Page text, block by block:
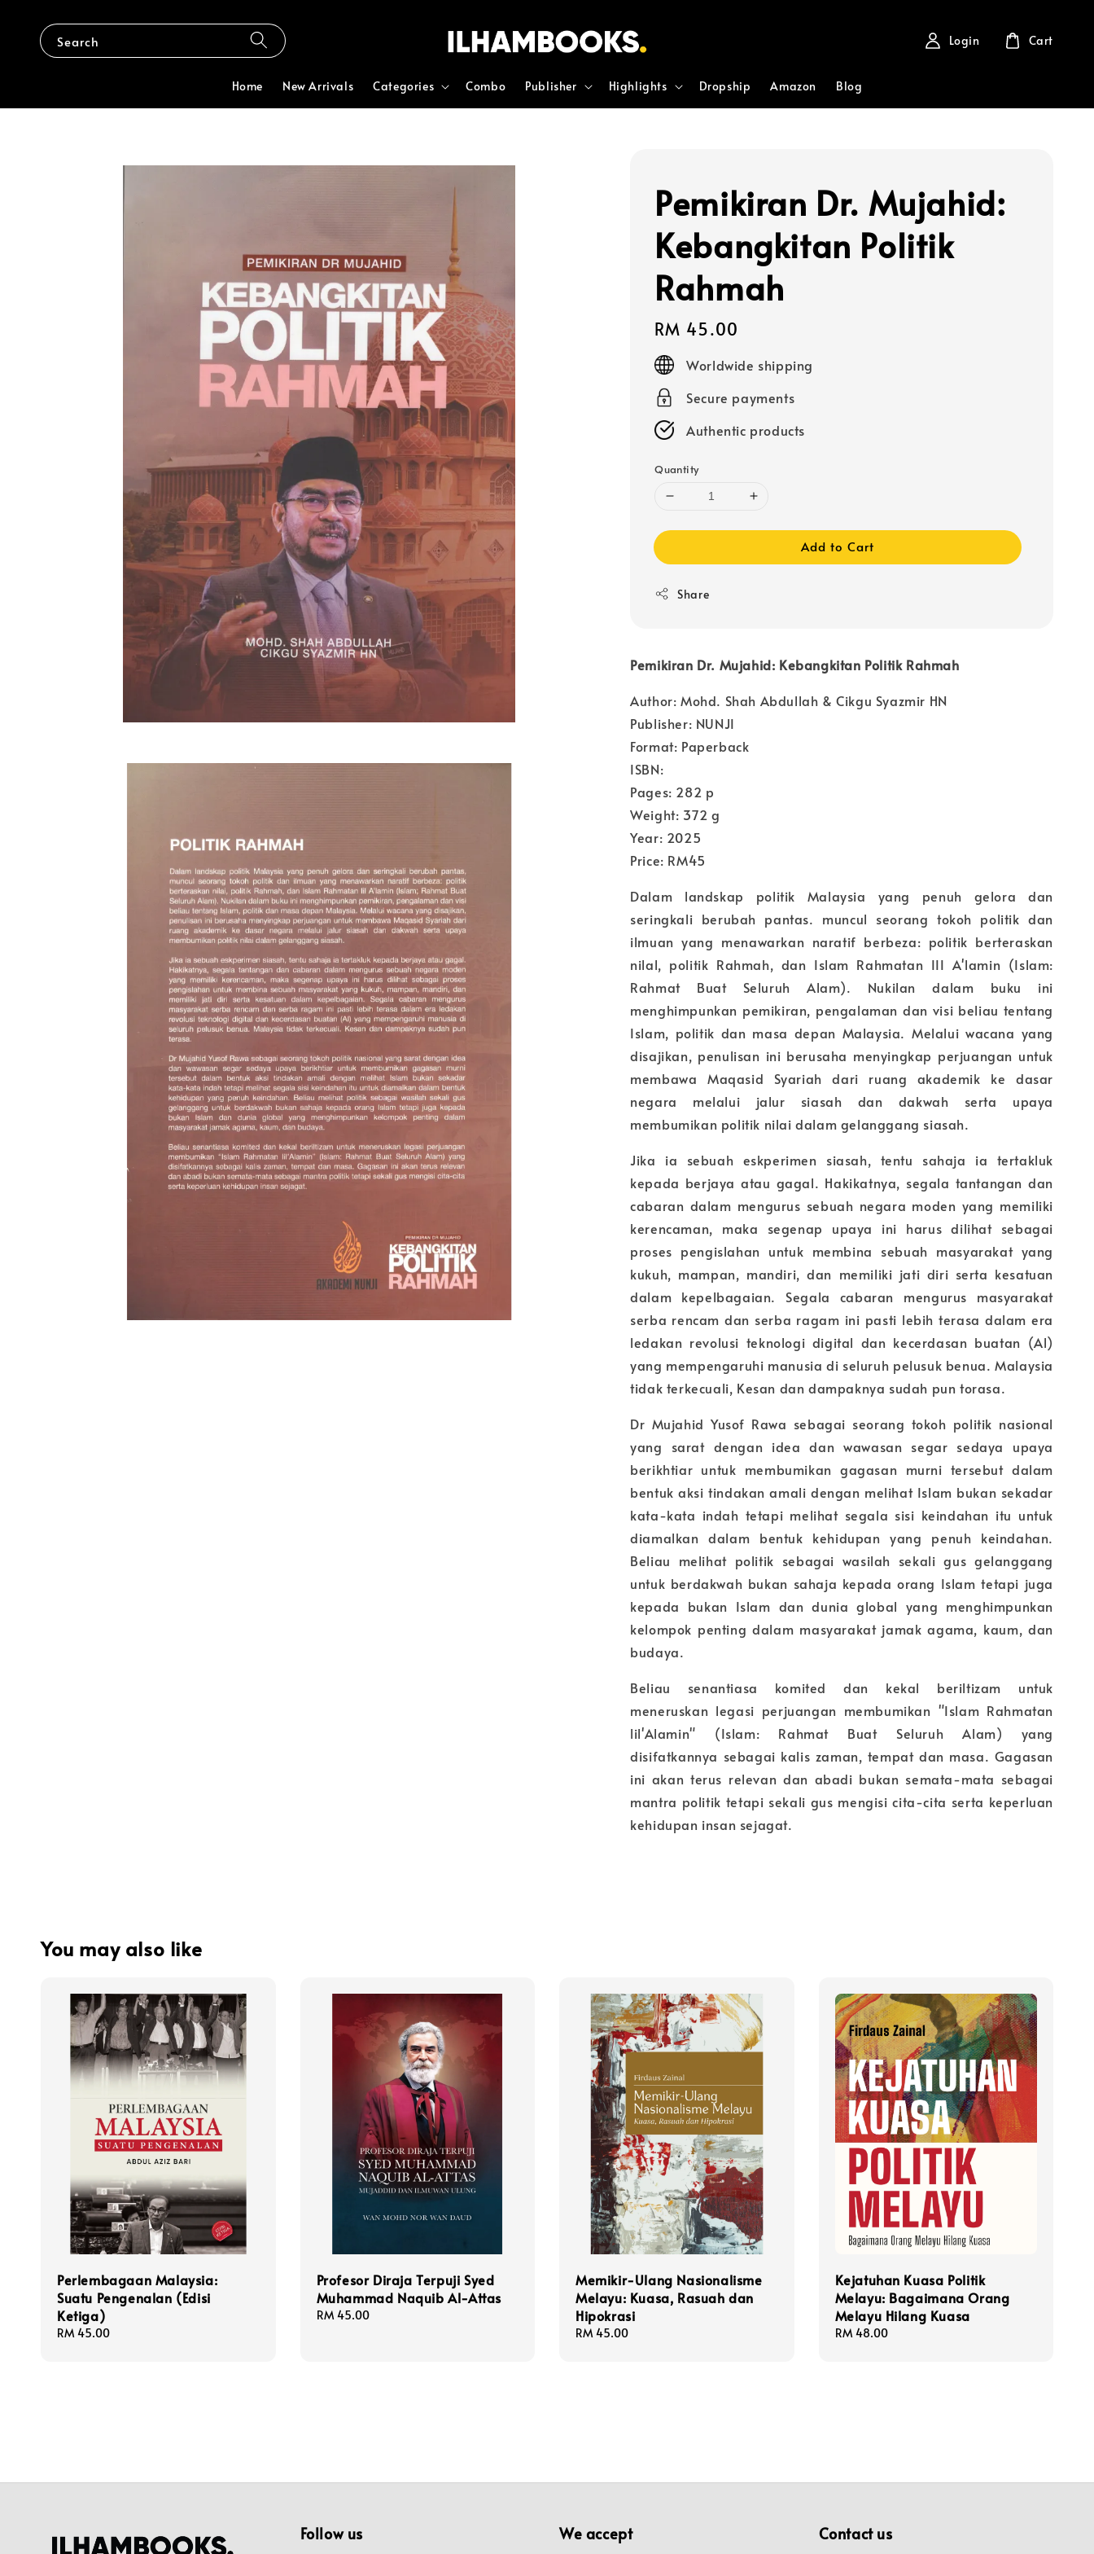
Search
Home New Arrivals Categories Combo Publisher Highlights Dropship Amazon Blog
Login Cart
Pemikiran Dr. Mujahid:
Kebangkitan Politik
Rahmah
Regular
price
RM 45.00
Worldwide shipping
Secure payments
Authentic products
Quantity
Add to Cart
Share
Pemikiran Dr. Mujahid: Kebangkitan Politik Rahmah
Author: Mohd. Shah Abdullah & Cikgu Syazmir HN
Publisher: NUNJI
Format: Paperback
ISBN:
Pages: 282 p
Weight: 372 g
Year: 2025
Price: RM45
Dalam landskap politik Malaysia yang penuh gelora dan
seringkali berubah pantas. muncul seorang tokoh politik dan
ilmuan yang menawarkan naratif berbeza: politik berteraskan
nilal, politik Rahmah, dan Islam Rahmatan III A'lamin (Islam:
Rahmat Buat Seluruh Alam). Nukilan dalam buku ini
menghimpunkan pemikiran, pengalaman dan visi beliau tentang
Islam, politik dan masa depan Malaysia. Melalui wacana yang
disajikan, penulisan ini berusaha menyingkap perjuangan untuk
membawa Maqasid Syariah dari ruang akademik ke dasar
negara melalui jalur siasah dan dakwah serta upaya
membumikan politik nilai dalam gelanggang siasah.
Jika ia sebuah eskperimen siasah, tentu sahaja ia tertakluk
kepada berjaya atau gagal. Hakikatnya, segala tantangan dan
cabaran dalam mengurus sebuah negara moden yang memiliki
kerencaman, maka segenap upaya ini harus dilihat sebagai
proses pengislahan untuk membina sebuah masyarakat yang
kukuh, mampan, mandiri, dan memiliki jati diri serta kesatuan
dalam kepelbagaian. Segala cabaran mengurus masyarakat
serba rencam dan serba ragam ini pasti lebih terasa dalam era
ledakan revolusi teknologi digital dan kecerdasan buatan (Al)
yang mempengaruhi manusia di seluruh pelusuk benua. Malaysia
tidak terkecuali, Kesan dan dampaknya sudah pun torasa.
Dr Mujahid Yusof Rawa sebagai seorang tokoh politik nasional
yang sarat dengan idea dan wawasan segar sedaya upaya
berikhtiar untuk membumikan gagasan murni tersebut dalam
bentuk aksi tindakan amali dengan melihat Islam bukan sekadar
kata-kata indah tetapi melihat segala sisi keindahan itu untuk
diamalkan dalam bentuk kehidupan yang penuh keindahan.
Beliau melihat politik sebagai wasilah sekali gus gelanggang
untuk berdakwah bukan sahaja kepada orang Islam tetapi juga
kepada bukan Islam dan dunia global yang menghimpunkan
kelompok penting dalam masyarakat jamak agama, kaum, dan
budaya.
Beliau senantiasa komited dan kekal beriltizam untuk
meneruskan legasi perjuangan membumikan "Islam Rahmatan
lil'Alamin" (Islam: Rahmat Buat Seluruh Alam) yang
disifatkannya sebagai kalis zaman, tempat dan masa. Gagasan
ini akan terus relevan dan abadi bukan semata-mata sebagai
mantra politik tetapi sekali gus mengisi cita-cita serta keperluan
kehidupan insan sejagat.
You may also like
Perlembagaan Malaysia:
Suatu Pengenalan (Edisi
Ketiga)
Regular
RM 45.00
Profesor Diraja Terpuji Syed
Muhammad Naquib Al-Attas
Regular
RM 45.00
Memikir-Ulang Nasionalisme
Melayu: Kuasa, Rasuah dan
Hipokrasi
Regular
RM 45.00
Kejatuhan Kuasa Politik
Melayu: Bagaimana Orang
Melayu Hilang Kuasa
Regular
RM 48.00
Follow us We accept Contact us